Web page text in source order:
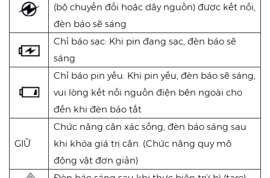
(bộ chuyển đổi hoặc dây nguồn) được kết nối,
đèn báo sẽ sáng
Chỉ báo sạc: Khi pin đang sạc, đèn báo sẽ
sáng
Chỉ báo pin yếu: Khi pin yếu, đèn báo sẽ sáng,
vui lòng kết nối nguồn điện bên ngoài cho
đến khi đèn báo tắt
GIỮ
Chức năng cân xác sống, đèn báo sáng sau
khi khóa giá trị cân. (Chức năng quy mô
động vật đơn giản)